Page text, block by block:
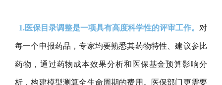
1.医保目录调整是一项具有高度科学性的评审工作。 对
每一个申报药品，专家均要熟悉其药物特性、建议参比
药物，通过药物成本效果分析和医保基金预算影响分
析，构建模型测算全生命周期的费用。医保部门更需要